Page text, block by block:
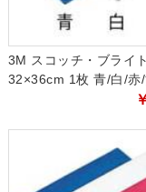
3M スコッチ・ブライ
32×36cm 1枚 青/白/赤